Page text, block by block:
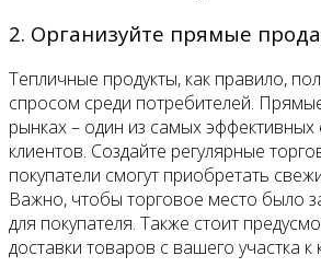
2. Организуйте прямые
Тепличные продукты, как правило,
спросом среди потребителей.
рынках – один из самых
клиентов. Создайте регулярные
покупатели смогут приобретать
Важно, чтобы торговое место было
для покупателя. Также стоит
доставки товаров с вашего участка к